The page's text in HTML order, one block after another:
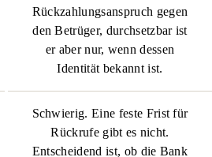
Rückzahlungsanspruch gegen
den Betrüger, durchsetzbar ist
er aber nur, wenn dessen
Identität bekannt ist.
Schwierig. Eine feste Frist für
Rückrufe gibt es nicht.
Entscheidend ist, ob die Bank